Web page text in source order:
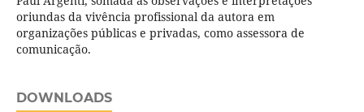
oriundas da vivência profissional da autora em
organizações públicas e privadas, como assessora de
comunicação.
DOWNLOADS